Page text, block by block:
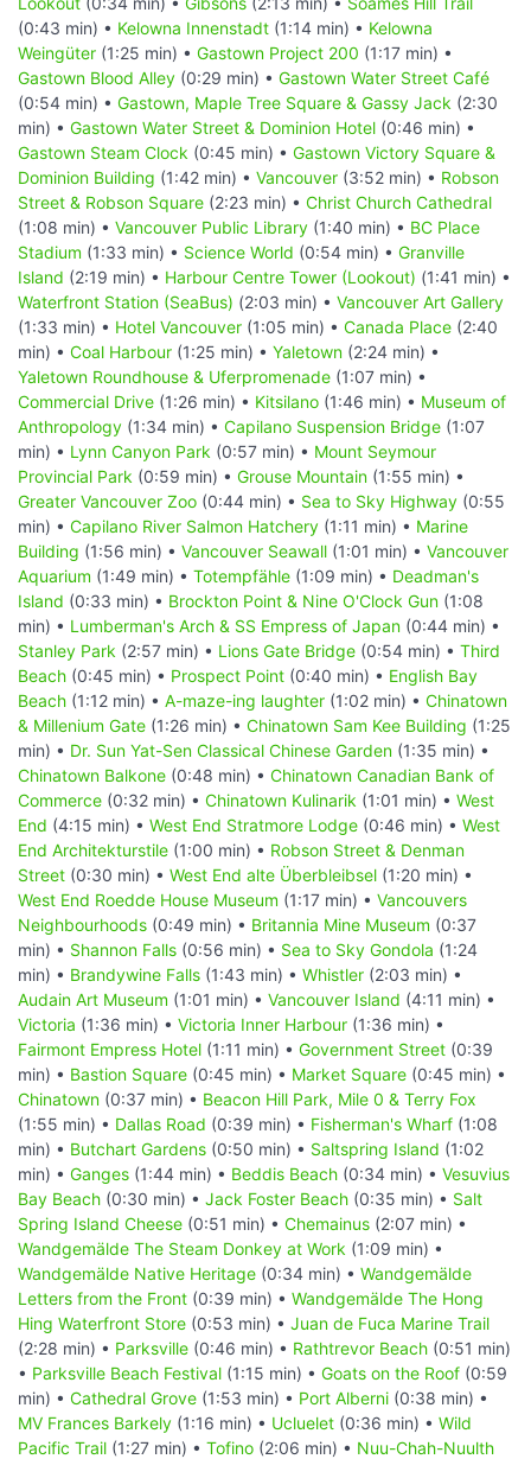
(0:43 min) • Kelowna Innenstadt (1:14 min) • Kelowna
Weingüter (1:25 min) • Gastown Project 200 (1:17 min) •
Gastown Blood Alley (0:29 min) • Gastown Water Street Café
(0:54 min) • Gastown, Maple Tree Square & Gassy Jack (2:30
min) • Gastown Water Street & Dominion Hotel (0:46 min) •
Gastown Steam Clock (0:45 min) • Gastown Victory Square &
Dominion Building (1:42 min) • Vancouver (3:52 min) • Robson
Street & Robson Square (2:23 min) • Christ Church Cathedral
(1:08 min) • Vancouver Public Library (1:40 min) • BC Place
Stadium (1:33 min) • Science World (0:54 min) • Granville
Island (2:19 min) • Harbour Centre Tower (Lookout) (1:41 min) •
Waterfront Station (SeaBus) (2:03 min) • Vancouver Art Gallery
(1:33 min) • Hotel Vancouver (1:05 min) • Canada Place (2:40
min) • Coal Harbour (1:25 min) • Yaletown (2:24 min) •
Yaletown Roundhouse & Uferpromenade (1:07 min) •
Commercial Drive (1:26 min) • Kitsilano (1:46 min) • Museum of
Anthropology (1:34 min) • Capilano Suspension Bridge (1:07
min) • Lynn Canyon Park (0:57 min) • Mount Seymour
Provincial Park (0:59 min) • Grouse Mountain (1:55 min) •
Greater Vancouver Zoo (0:44 min) • Sea to Sky Highway (0:55
min) • Capilano River Salmon Hatchery (1:11 min) • Marine
Building (1:56 min) • Vancouver Seawall (1:01 min) • Vancouver
Aquarium (1:49 min) • Totempfähle (1:09 min) • Deadman's
Island (0:33 min) • Brockton Point & Nine O'Clock Gun (1:08
min) • Lumberman's Arch & SS Empress of Japan (0:44 min) •
Stanley Park (2:57 min) • Lions Gate Bridge (0:54 min) • Third
Beach (0:45 min) • Prospect Point (0:40 min) • English Bay
Beach (1:12 min) • A-maze-ing laughter (1:02 min) • Chinatown
& Millenium Gate (1:26 min) • Chinatown Sam Kee Building (1:25
min) • Dr. Sun Yat-Sen Classical Chinese Garden (1:35 min) •
Chinatown Balkone (0:48 min) • Chinatown Canadian Bank of
Commerce (0:32 min) • Chinatown Kulinarik (1:01 min) • West
End (4:15 min) • West End Stratmore Lodge (0:46 min) • West
End Architekturstile (1:00 min) • Robson Street & Denman
Street (0:30 min) • West End alte Überbleibsel (1:20 min) •
West End Roedde House Museum (1:17 min) • Vancouvers
Neighbourhoods (0:49 min) • Britannia Mine Museum (0:37
min) • Shannon Falls (0:56 min) • Sea to Sky Gondola (1:24
min) • Brandywine Falls (1:43 min) • Whistler (2:03 min) •
Audain Art Museum (1:01 min) • Vancouver Island (4:11 min) •
Victoria (1:36 min) • Victoria Inner Harbour (1:36 min) •
Fairmont Empress Hotel (1:11 min) • Government Street (0:39
min) • Bastion Square (0:45 min) • Market Square (0:45 min) •
Chinatown (0:37 min) • Beacon Hill Park, Mile 0 & Terry Fox
(1:55 min) • Dallas Road (0:39 min) • Fisherman's Wharf (1:08
min) • Butchart Gardens (0:50 min) • Saltspring Island (1:02
min) • Ganges (1:44 min) • Beddis Beach (0:34 min) • Vesuvius
Bay Beach (0:30 min) • Jack Foster Beach (0:35 min) • Salt
Spring Island Cheese (0:51 min) • Chemainus (2:07 min) •
Wandgemälde The Steam Donkey at Work (1:09 min) •
Wandgemälde Native Heritage (0:34 min) • Wandgemälde
Letters from the Front (0:39 min) • Wandgemälde The Hong
Hing Waterfront Store (0:53 min) • Juan de Fuca Marine Trail
(2:28 min) • Parksville (0:46 min) • Rathtrevor Beach (0:51 min)
• Parksville Beach Festival (1:15 min) • Goats on the Roof (0:59
min) • Cathedral Grove (1:53 min) • Port Alberni (0:38 min) •
MV Frances Barkely (1:16 min) • Ucluelet (0:36 min) • Wild
Pacific Trail (1:27 min) • Tofino (2:06 min) • Nuu-Chah-Nuulth